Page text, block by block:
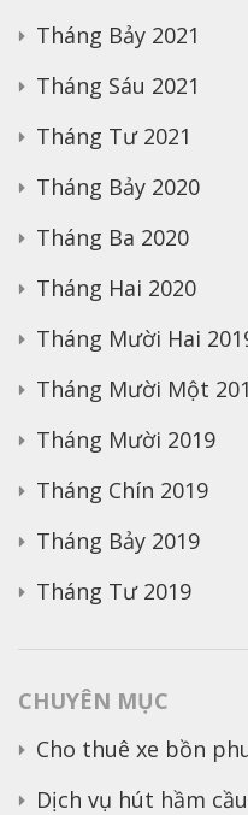
Tháng Bảy 2021
Tháng Sáu 2021
Tháng Tư 2021
Tháng Bảy 2020
Tháng Ba 2020
Tháng Hai 2020
Tháng Mười Hai
Tháng Mười Một
Tháng Mười 2019
Tháng Chín 2019
Tháng Bảy 2019
Tháng Tư 2019
CHUYÊN MỤC
Cho thuê xe bồn
Dịch vụ hút hầm